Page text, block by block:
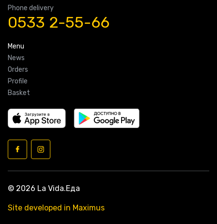
Phone delivery
0533 2-55-66
Menu
News
Orders
Profile
Basket
© 2026 La Vida.Еда
Site developed in Maximus